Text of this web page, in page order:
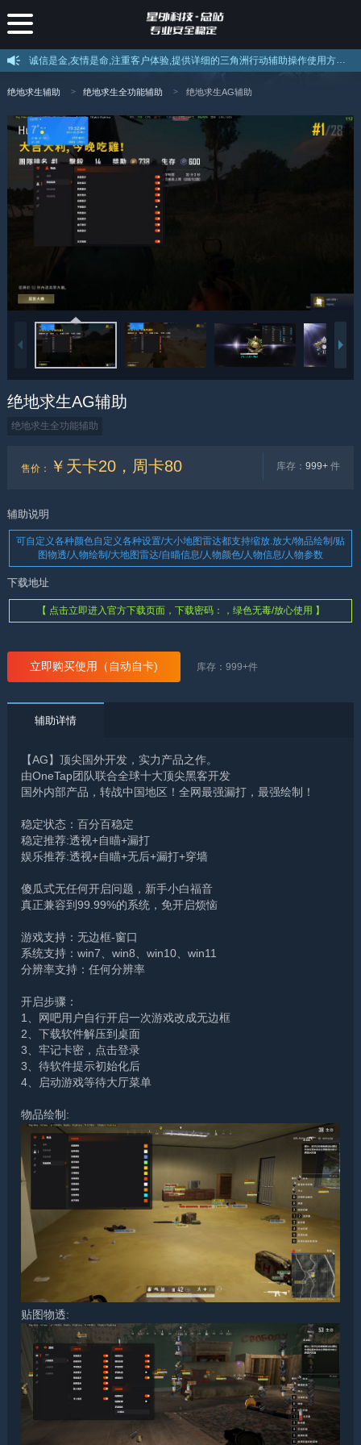
诚信是金,友情是命,注重客户体验,提供详细的三角洲行动辅助操作使用方法和售后服务,如果不会使用可以叫客服远程教你使用。
绝地求生辅助 绝地求生全功能辅助 绝地求生AG辅助
绝地求生AG辅助
绝地求生全功能辅助
售价 ： ￥天卡20，周卡80 库存： 999+件
辅助说明
可自定义各种颜色自定义各种设置/大小地图雷达都支持缩放.放大/物品绘制/贴
图物透/人物绘制/大地图雷达/自瞄信息/人物颜色/人物信息/人物参数
下载地址
【 点击立即进入官方下载页面，下载密码：，绿色无毒/放心使用 】
立即购买使用（自动自卡) 库存： 999+件
辅助详情
【AG】顶尖国外开发，实力产品之作。
由OneTap团队联合全球十大顶尖黑客开发
国外内部产品，转战中国地区！全网最强漏打，最强绘制！
稳定状态：百分百稳定
稳定推荐:透视+自瞄+漏打
娱乐推荐:透视+自瞄+无后+漏打+穿墙
傻瓜式无任何开启问题，新手小白福音
真正兼容到99.99%的系统，免开启烦恼
游戏支持：无边框-窗口
系统支持：win7、win8、win10、win11
分辨率支持：任何分辨率
开启步骤：
1、网吧用户自行开启一次游戏改成无边框
2、下载软件解压到桌面
3、牢记卡密，点击登录
3、待软件提示初始化后
4、启动游戏等待大厅菜单
物品绘制:
贴图物透: